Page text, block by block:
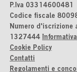
P.Iva 03314600481
Codice fiscale
Numero d'iscrizione
1327444
Cookie Policy
Contatti
Regolamenti e